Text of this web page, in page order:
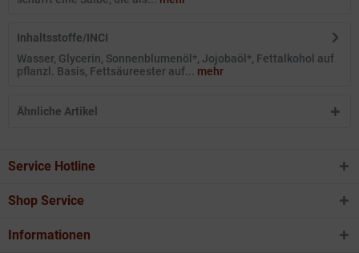
Inhaltsstoffe/INCI
Wasser, Glycerin, Sonnenblumenöl*, Jojobaöl*, Fettalkohol auf
pflanzl. Basis, Fettsäureester auf... mehr
Ähnliche Artikel
Service Hotline
Shop Service
Informationen